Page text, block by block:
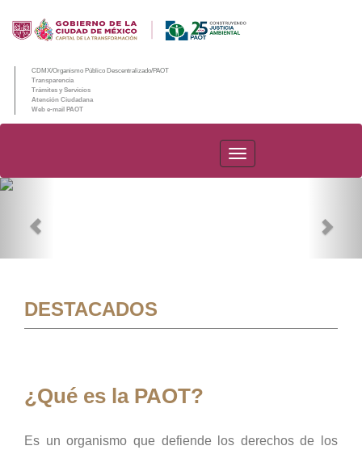
CDMX/Organismo Público Descentralizado/PAOT
Transparencia
Trámites y Servicios
Atención Ciudadana
Web e-mail PAOT
PAOT
DESTACADOS
¿Qué es la PAOT?
Es un organismo que defiende los derechos de los